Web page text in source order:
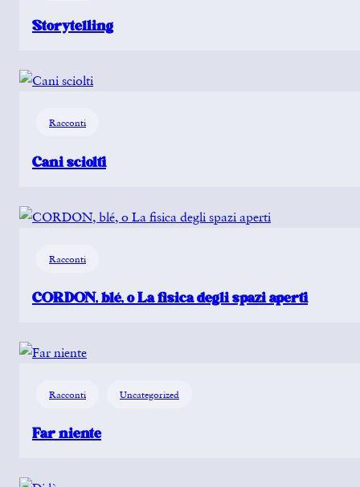
Storytelling
Racconti
Cani sciolti
Racconti
CORDON, blé, o La fisica degli spazi aperti
Racconti Uncategorized
Far niente